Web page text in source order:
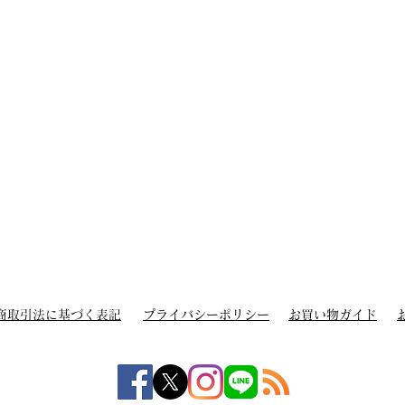
取引法に基づく表記 プライバシーポリシー お買い物ガイド